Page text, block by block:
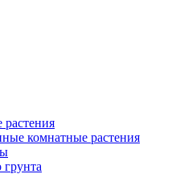
комнатные растения